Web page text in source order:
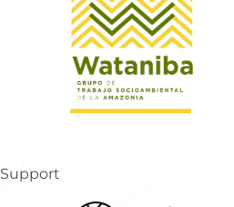
Support